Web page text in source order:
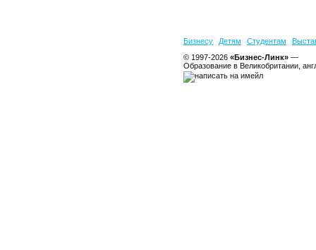
Бизнесу Детям Студентам
© 1997-2026 «Бизнес-Линк» —
Образование в Великобритании,